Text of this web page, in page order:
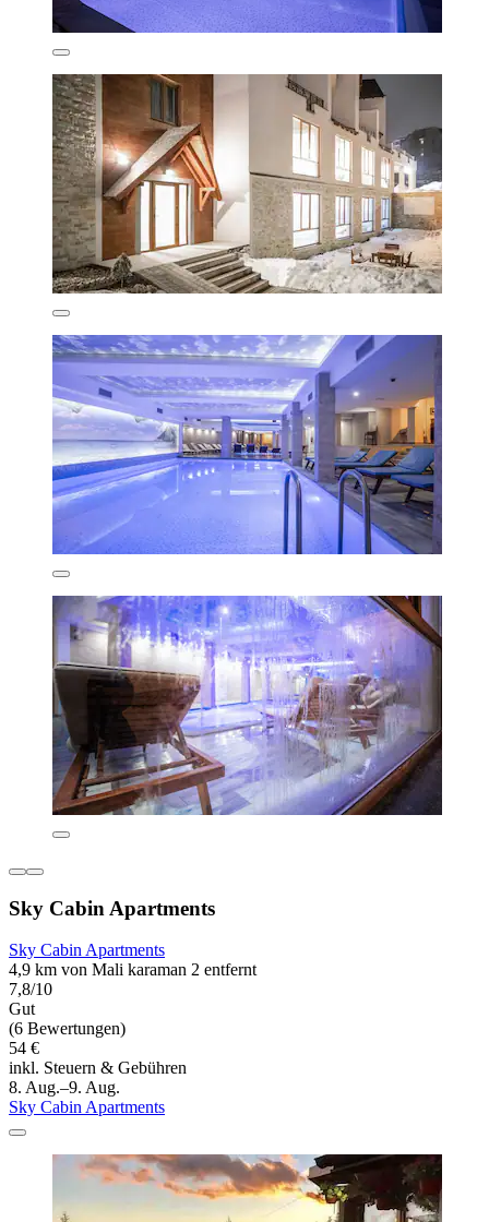
Sky Cabin Apartments
Sky Cabin Apartments
4,9 km von Mali karaman 2 entfernt
7,8/10
Gut
(6 Bewertungen)
54 €
inkl. Steuern & Gebühren
8. Aug.–9. Aug.
Sky Cabin Apartments